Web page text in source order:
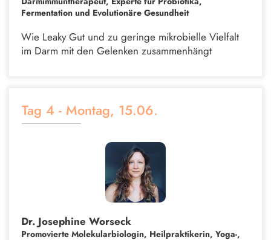
Fermentation und Evolutionäre Gesundheit
Wie Leaky Gut und zu geringe mikrobielle Vielfalt
im Darm mit den Gelenken zusammenhängt
Tag 4 - Montag, 15.06.
Dr. Josephine Worseck
Promovierte Molekularbiologin, Heilpraktikerin, Yoga-,